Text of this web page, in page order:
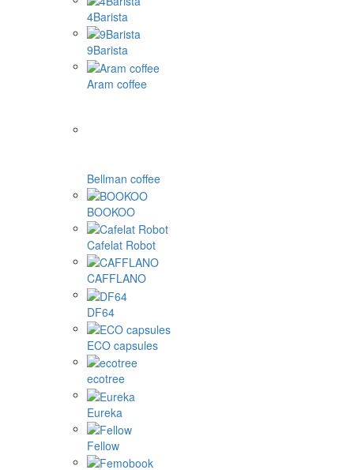
4Barista
9Barista
Aram coffee
Bellman coffee
BOOKOO
Cafelat Robot
CAFFLANO
DF64
ECO capsules
ecotree
Eureka
Fellow